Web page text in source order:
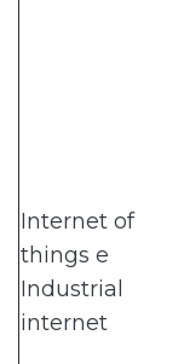
Internet of
things e
Industrial
internet